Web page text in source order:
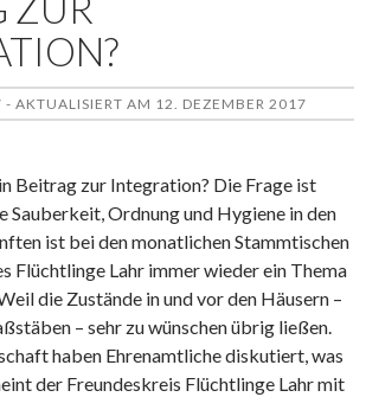
AKTUALISIERT AM 12. DEZEMBER 2017
Beitrag zur Integration? Die Frage ist
Sauberkeit, Ordnung und Hygiene in den
ist bei den monatlichen Stammtischen
Flüchtlinge Lahr immer wieder ein Thema
die Zustände in und vor den Häusern –
– sehr zu wünschen übrig ließen.
haben Ehrenamtliche diskutiert, was
der Freundeskreis Flüchtlinge Lahr mit